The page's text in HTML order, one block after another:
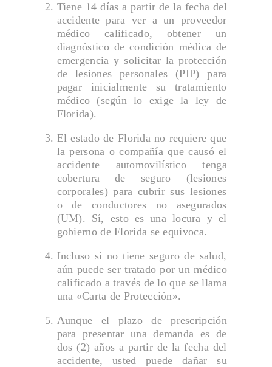
MALAPRACTICA MEDICA
MALTRATO EN HOGAR DE ANCIANOS
mapa del sitio
MUERTE POR NEGLIGENCIA
NEGOCIOS
Política de privacidad
RESPONSABILIDAD DE LOCALES
Su Equipo
UBER LYFT TRANSPORTE COMPARTIDO
VERÍDICOS Y ACUERDOS
Tiene 14 días a partir de la fecha del
accidente para ver a un proveedor
médico calificado, obtener un
diagnóstico de condición médica de
emergencia y solicitar la protección
de lesiones personales (PIP) para
pagar inicialmente su tratamiento
médico (según lo exige la ley de
Florida).
El estado de Florida no requiere que
la persona o compañía que causó el
accidente automovilístico tenga
cobertura de seguro (lesiones
corporales) para cubrir sus lesiones
o de conductores no asegurados
(UM). Sí, esto es una locura y el
gobierno de Florida se equivoca.
Incluso si no tiene seguro de salud,
aún puede ser tratado por un médico
calificado a través de lo que se llama
una «Carta de Protección».
Aunque el plazo de prescripción
para presentar una demanda es de
dos (2) años a partir de la fecha del
accidente, usted puede dañar su